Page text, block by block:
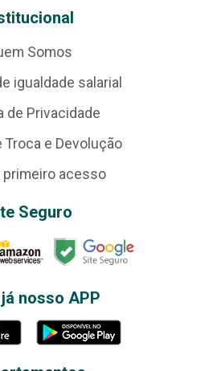
Somos
igualdade salarial
de Privacidade
Troca e Devolução
primeiro acesso
Seguro
nosso APP